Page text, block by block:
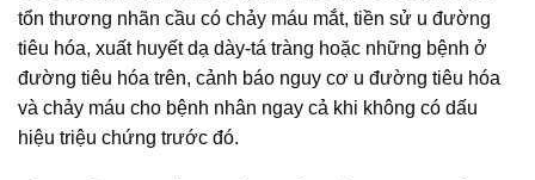
tổn thương nhãn cầu có chảy máu mắt, tiền sử u đường
tiêu hóa, xuất huyết dạ dày-tá tràng hoặc những bệnh ở
đường tiêu hóa trên, cảnh báo nguy cơ u đường tiêu hóa
và chảy máu cho bệnh nhân ngay cả khi không có dấu
hiệu triệu chứng trước đó.